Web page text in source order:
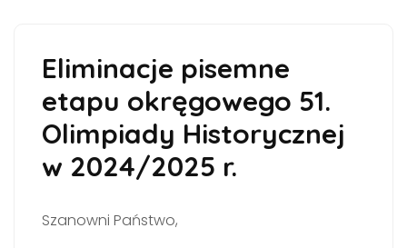
Eliminacje pisemne
etapu okręgowego 51.
Olimpiady Historycznej
w 2024/2025 r.
Szanowni Państwo,